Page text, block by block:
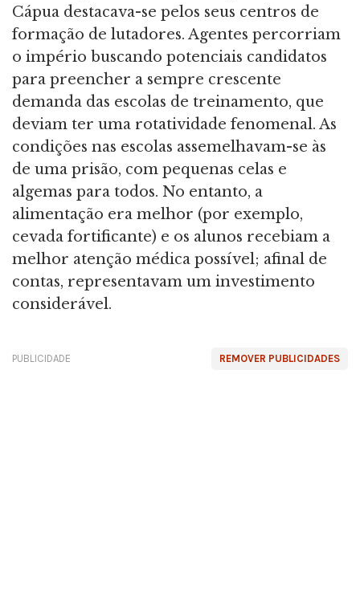
Cápua destacava-se pelos seus centros de
formação de lutadores. Agentes percorriam
o império buscando potenciais candidatos
para preencher a sempre crescente
demanda das escolas de treinamento, que
deviam ter uma rotatividade fenomenal. As
condições nas escolas assemelhavam-se às
de uma prisão, com pequenas celas e
algemas para todos. No entanto, a
alimentação era melhor (por exemplo,
cevada fortificante) e os alunos recebiam a
melhor atenção médica possível; afinal de
contas, representavam um investimento
considerável.
REMOVER PUBLICIDADES
PUBLICIDADE